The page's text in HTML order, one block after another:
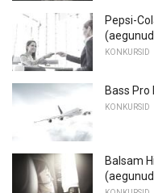
Pepsi-
KONKURSID
Bass Pro
KONKURSID
Balsam